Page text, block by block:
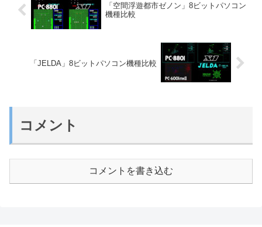
「空間浮遊都市ゼノン」8ビットパソコン
機種比較
「JELDA」8ビットパソコン機種比較
コメント
コメントを書き込む